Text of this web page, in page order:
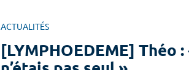
ACTUALITÉS
[LYMPHOEDEME] Théo